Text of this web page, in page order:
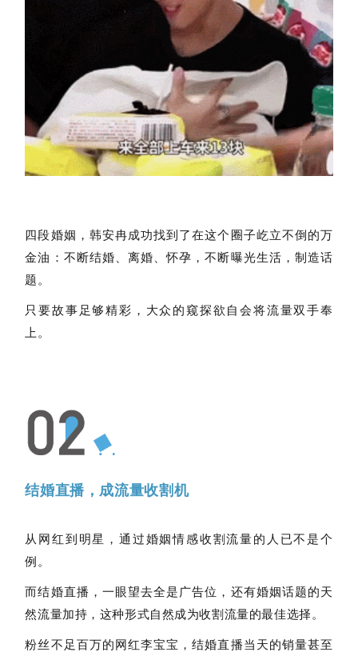
四段婚姻，韩安冉成功找到了在这个圈子屹立不倒的万
金油：不断结婚、离婚、怀孕，不断曝光生活，制造话
题。
只要故事足够精彩，大众的窥探欲自会将流量双手奉
上。
结婚直播，成流量收割机
从网红到明星，通过婚姻情感收割流量的人已不是个
例。
而结婚直播，一眼望去全是广告位，还有婚姻话题的天
然流量加持，这种形式自然成为收割流量的最佳选择。
粉丝不足百万的网红李宝宝，结婚直播当天的销量甚至